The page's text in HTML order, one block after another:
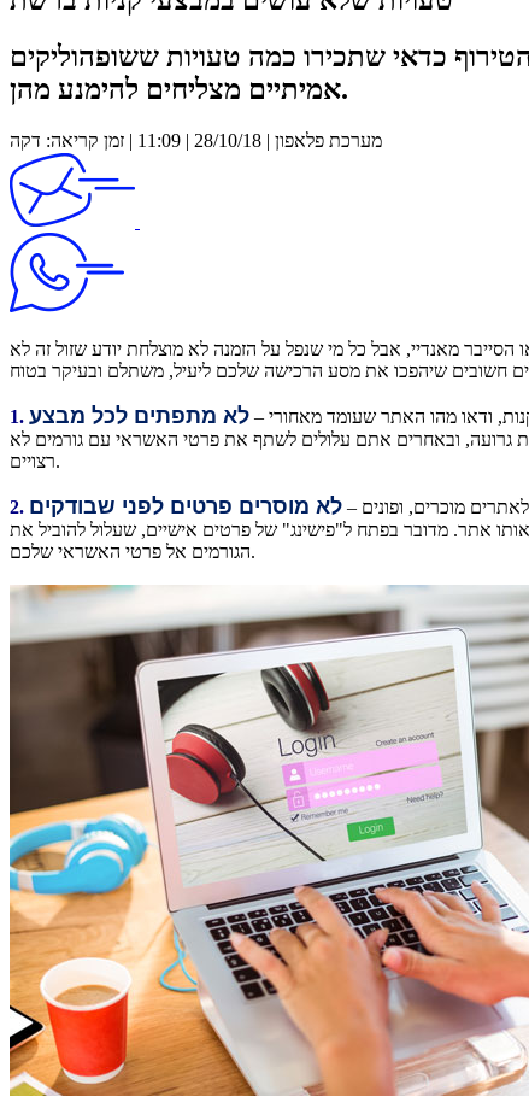
כדאי שתכירו כמה טעויות ששופהוליקים
אמיתיים מצליחים להימנע מהן.
מערכת פלאפון | 28/10/18 | 11:09 | זמן קריאה: דקה
מאנדיי, אבל כל מי שנפל על הזמנה לא מוצלחת יודע שזול זה לא
1. לא מתפתים לכל מבצע – מכונת הקפה שתמיד רציתם צצה במחיר אטרקטיבי במיוחד, וג'ינס המעצבים שחיפשתם בגוגל מוצע במבצע חד פעמי. לפני שאתם ממהרים ללחוץ ולקנות, ודאו מהו האתר שעומד מאחורי
גרועה, ובאחרים אתם עלולים לשתף את פרטי האשראי עם גורמים לא
רצויים.
2. לא מוסרים פרטים לפני שבודקים – אז אתם מקפידים לקנות רק מאתרים מומלצים, אבל מה קורה שדווקא אתר הקניות האהוב עליכם שולח מייל עם מבצע חד פעמי? גורמים רבים מתחזים לאתרים מוכרים, ופונים
אתר. מדובר בפתח ל"פישינג" של פרטים אישיים, שעלול להוביל את
הגורמים אל פרטי האשראי שלכם.